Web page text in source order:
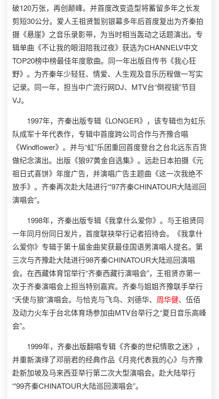
破120万张，再创颠峰。并首度改变造型将蓄留多年之长发
剪短30公分。爱人王祖贤暂别银幕多年后首度复出为齐秦拍
摄《悬崖》之音乐录影带，为当时相当轰动之话题演出。专
辑单曲《不让我的眼泪陪我过夜》获选为CHANNELV中文
TOP20榜中榜最佳年度歌曲。同一年出版自传书《我心狂
野》。为齐秦年少轻狂、情爱、人生观及音乐历程做一写实
记录。同一年，担当中广流行网DJ、MTV台“倒视镜”节目
VJ。
1997年，齐秦出版专辑《LONGER》，该专辑也为虹乐
队成军十年代表作，专辑中首度跨公司合作与齐豫合唱
《Windflower》。并与“虹”乐团重回首度登台之台北远东百货
做纪念演出。出版《狼97黄金自选集》。远赴日本拍摄《元
祖日式喜饼》年度广告，并演唱广告主题曲《这一次我绝不
放手》。齐秦再次赴大陆进行“'97齐秦CHINATOUR大陆巡回
演唱会”。
1998年，齐秦出版专辑《我拿什么爱你》。与王祖贤同
一年同月份同日发片，首度联袂举行记者招待会。《我拿什
么爱你》专辑于第十届金曲奖获最佳国语男演唱人提名。第
三次与齐豫赴大陆进行98齐秦CHINATOUR大陆巡回演唱
会。在西藏体育馆举行“齐秦西藏行演唱会”，王祖贤亦第一
次于齐秦演唱会上担当特别嘉宾。齐秦与姐姐齐豫联手举行
“天使与狼”演唱会。与恰克与飞鸟、刘德华、 周华健、伍佰
及动力火车于台北体育场参加由MTV台举行之“夏日音乐高峰
会”。
1999年，齐秦出版翻唱专辑《齐秦的世纪情歌之迷》，
并重新演绎了邓丽君的经典作品《月亮代表我的心》与齐豫
赴新加坡及马来西亚举行第二次大型演唱会。赴大陆举行
“'99齐秦CHINATOUR大陆巡回演唱会”。